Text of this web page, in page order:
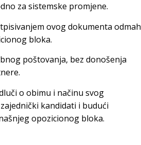
za sistemske promjene.
ovog dokumenta odmah
bloka.
poštovanja, bez donošenja
o obimu i načinu svog
kandidati i budući
opozicionog bloka.